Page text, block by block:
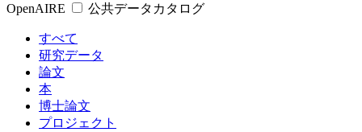
OpenAIRE
公共データカタログ
すべて
研究データ
論文
本
博士論文
プロジェクト